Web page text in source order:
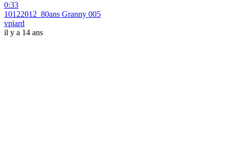
0:33
10122012_80ans Granny 005
vpiard
il y a 14 ans